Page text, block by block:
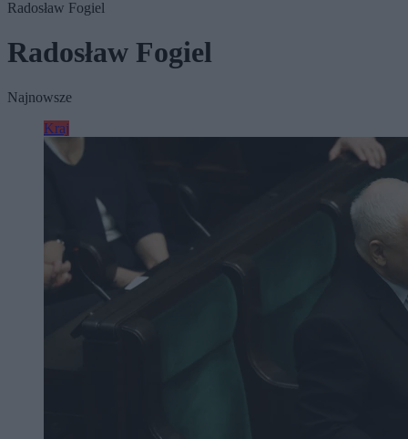
Radosław Fogiel
Radosław Fogiel
Najnowsze
Kraj